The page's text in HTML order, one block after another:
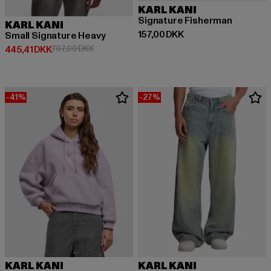
KARL KANI
Small Signature Heavy
445,41 DKK
Nuværende pris: 445,41 DKK
707,00 DKKKampagnepris: 707,00 DKK
KARL KANI
Signature Fisherman
157,00 DKK
Nuværende pris: 157,00 DKK
-41%
KARL KANI
-27%
KARL KANI